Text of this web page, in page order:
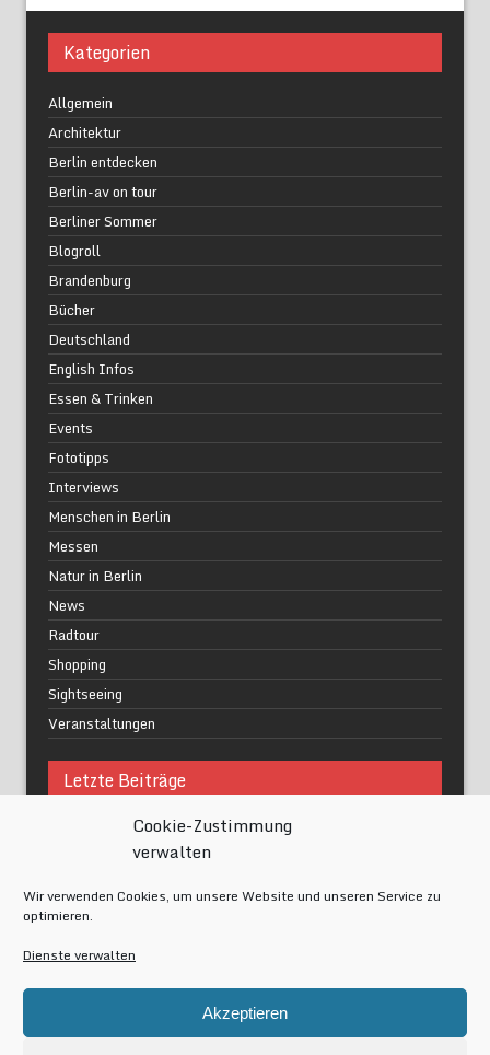
Cookie-Zustimmung
verwalten
Wir verwenden Cookies, um unsere Website und unseren Service zu
optimieren.
Dienste verwalten
Akzeptieren
Kategorien
Allgemein
Architektur
Berlin entdecken
Berlin-av on tour
Berliner Sommer
Blogroll
Brandenburg
Bücher
Deutschland
English Infos
Essen & Trinken
Events
Fototipps
Interviews
Menschen in Berlin
Messen
Natur in Berlin
News
Radtour
Shopping
Sightseeing
Veranstaltungen
Letzte Beiträge
Was macht urbane Lebensqualität wirklich aus?
Grüne Oasen in Berlin
Festival of Lights Berlin 2024
Gesund schlafen im modernen Alltag